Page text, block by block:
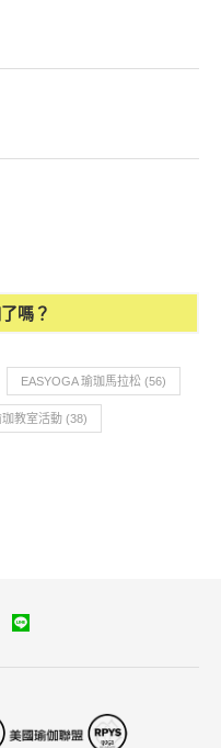
嗎？
EASYOGA 瑜珈馬拉松 (56)
珈教室活動 (38)